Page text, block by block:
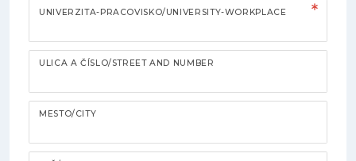
UNIVERZITA-PRACOVISKO/UNIVERSITY-WORKPLACE
ULICA A ČÍSLO/STREET AND NUMBER
MESTO/CITY